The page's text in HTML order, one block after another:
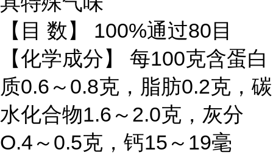
【目 数】 100%通过80目
【化学成分】 每100克含蛋白
质0.6～0.8克，脂肪0.2克，碳
水化合物1.6～2.0克，灰分
O.4～0.5克，钙15～19毫